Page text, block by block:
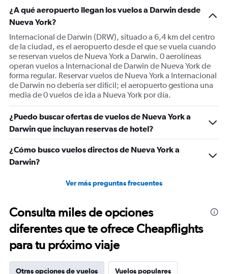
¿A qué aeropuerto llegan los vuelos a Darwin desde
Nueva York?
Internacional de Darwin (DRW), situado a 6,4 km del centro
de la ciudad, es el aeropuerto desde el que se vuela cuando
se reservan vuelos de Nueva York a Darwin. 0 aerolíneas
operan vuelos a Internacional de Darwin de Nueva York de
forma regular. Reservar vuelos de Nueva York a Internacional
de Darwin no debería ser difícil; el aeropuerto gestiona una
media de 0 vuelos de ida a Nueva York por día.
¿Puedo buscar ofertas de vuelos de Nueva York a
Darwin que incluyan reservas de hotel?
¿Cómo busco vuelos directos de Nueva York a
Darwin?
Ver más preguntas frecuentes
Consulta miles de opciones
diferentes que te ofrece Cheapflights
para tu próximo viaje
Otras opciones de vuelos Vuelos populares